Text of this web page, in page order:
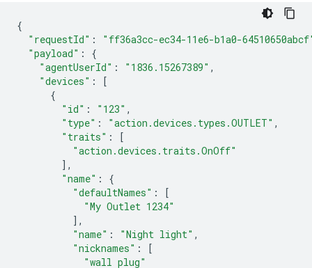
{
"requestId" :
"ff36a3cc-ec34-11e6-b1a0-
"payload" :
{
"agentUserId" : "1836.15267389" ,
"devices" :
[
{
"id" : "123" ,
"type" : "action.devices.types.OUTLET" ,
"traits" :
[
"action.devices.traits.OnOff"
],
"name" :
{
"defaultNames" :
[
"My Outlet 1234"
],
"name" : "Night light" ,
"nicknames" :
[
"wall plug"